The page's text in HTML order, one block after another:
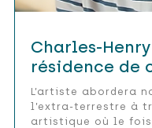
Charles-
résidence de
L’artiste abordera
l’extra-terrestre à
artistique où le